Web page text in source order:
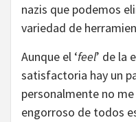
nazis que podemos
variedad de
Aunque el ‘feel’ de la
satisfactoria hay un
personalmente no
engorroso de todos